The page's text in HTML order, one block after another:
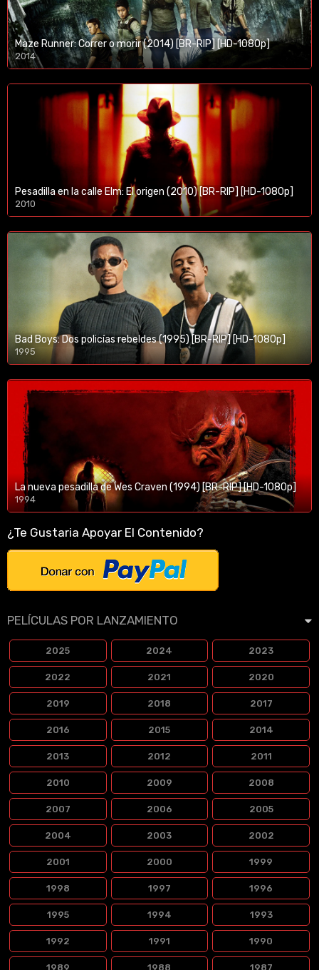
Maze Runner: Correr o morir (2014) [BR-RIP] [HD-1080p]
2014
1080p/720p
Pesadilla en la calle Elm: El origen (2010) [BR-RIP] [HD-1080p]
2010
1080p/720p
Bad Boys: Dos policías rebeldes (1995) [BR-RIP] [HD-1080p]
1995
1080p/720p
La nueva pesadilla de Wes Craven (1994) [BR-RIP] [HD-1080p]
1994
1080p/720p
¿Te Gustaria Apoyar El Contenido?
PELÍCULAS POR LANZAMIENTO
2025 2024 2023
2022 2021 2020
2019 2018 2017
2016 2015 2014
2013 2012 2011
2010 2009 2008
2007 2006 2005
2004 2003 2002
2001 2000 1999
1998 1997 1996
1995 1994 1993
1992 1991 1990
1989 1988 1987